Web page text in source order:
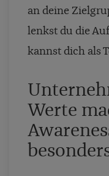
an deine
lenkst du die
kannst dich als
Werte